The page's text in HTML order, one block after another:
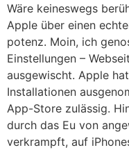
Wäre keineswegs
Apple über einen
potenz. Moin, ich
Einstellungen –
ausgewischt. Apple
Installationen
App-Store zulässig.
durch das Eu von
verkrampft, auf